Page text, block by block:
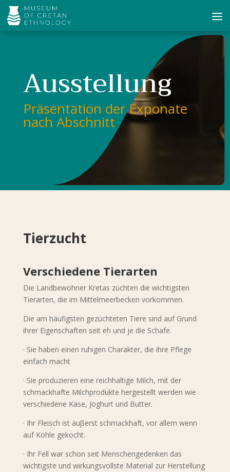
Ausstellung
Präsentation der Exponate
nach Abschnitt
Tierzucht
Verschiedene Tierarten
Die Landbewohner Kretas züchten die wichtigsten
Tierarten, die im Mittelmeerbecken vorkommen.
Die am häufigsten gezüchteten Tiere sind auf Grund
ihrer Eigenschaften seit eh und je die Schafe.
· Sie haben einen ruhigen Charakter, die ihre Pflege
einfach macht
· Sie produzieren eine reichhaltige Milch, mit der
schmackhafte Milchprodukte hergestellt werden wie
verschiedene Käse, Joghurt und Butter.
· Ihr Fleisch ist äuβerst schmackhaft, vor allem wenn
auf Kohle gekocht.
· Ihr Fell war schon seit Menschengedenken das
wichtigste und wirkungsvollste Material zur Herstellung